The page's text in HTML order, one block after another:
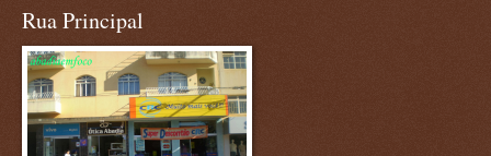
Rua Principal